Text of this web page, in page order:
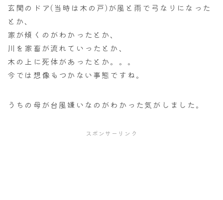
玄関のドア(当時は木の戸)が風と雨で弓なりになった
とか、
家が傾くのがわかったとか、
川を家畜が流れていったとか、
木の上に死体があったとか。。。
今では想像もつかない事態ですね。
うちの母が台風嫌いなのがわかった気がしました。
スポンサーリンク